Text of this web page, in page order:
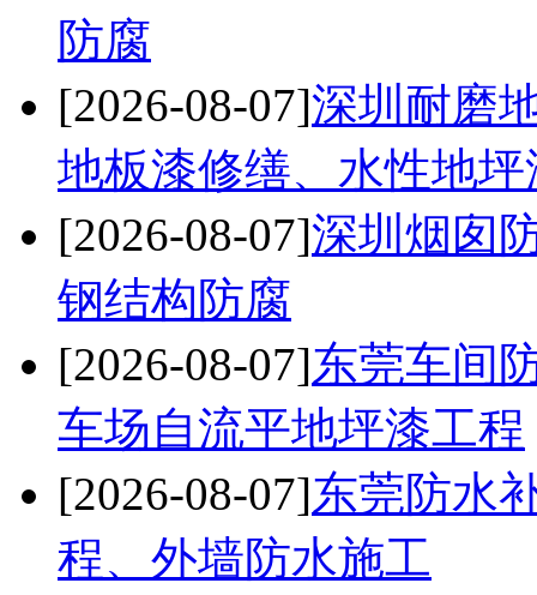
防腐
[2026-08-07]深圳耐磨
地板漆修缮、水性地
[2026-08-07]深圳烟囱
钢结构防腐
[2026-08-07]东莞车间
车场自流平地坪漆工程
[2026-08-07]东莞防水
程、外墙防水施工